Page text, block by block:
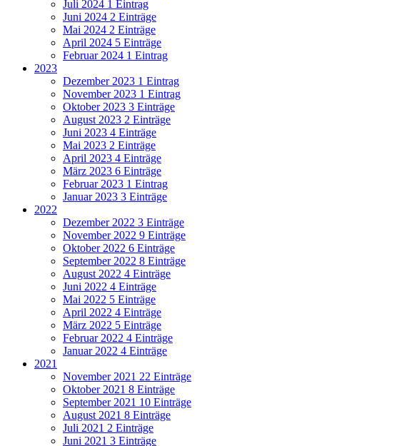
Juli 2024 1 Eintrag
Juni 2024 2 Einträge
Mai 2024 2 Einträge
April 2024 5 Einträge
Februar 2024 1 Eintrag
2023
Dezember 2023 1 Eintrag
November 2023 1 Eintrag
Oktober 2023 3 Einträge
August 2023 2 Einträge
Juni 2023 4 Einträge
Mai 2023 2 Einträge
April 2023 4 Einträge
März 2023 6 Einträge
Februar 2023 1 Eintrag
Januar 2023 3 Einträge
2022
Dezember 2022 3 Einträge
November 2022 9 Einträge
Oktober 2022 6 Einträge
September 2022 8 Einträge
August 2022 4 Einträge
Juni 2022 4 Einträge
Mai 2022 5 Einträge
April 2022 4 Einträge
März 2022 5 Einträge
Februar 2022 4 Einträge
Januar 2022 4 Einträge
2021
November 2021 22 Einträge
Oktober 2021 8 Einträge
September 2021 10 Einträge
August 2021 8 Einträge
Juli 2021 2 Einträge
Juni 2021 3 Einträge